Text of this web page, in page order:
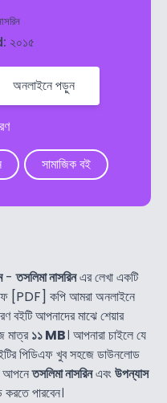
২০১৫
অনলাইনে পড়ুন
সামাজিক বই
-তসলিমা নাসরিনএর লেখা একটি
[PDF] কপি আমরা অনলাইনে
বইটি আপনাদের মাঝে শেয়ার
মাত্র১১ MB। আপনারা চাইলে যে
পিডিএফ খুব সহজে ডাউনলোড
আপনেতসলিমা নাসরিনএবংউপন্যাস
পারবেন।